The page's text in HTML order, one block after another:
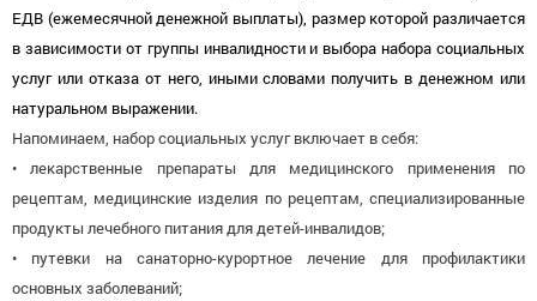
ЕДВ (ежемесячной денежной выплаты), размер которой различается
в зависимости от группы инвалидности и выбора набора социальных
услуг или отказа от него, иными словами получить в денежном или
натуральном выражении.
Напоминаем, набор социальных услуг включает в себя:
• лекарственные препараты для медицинского применения по
рецептам, медицинские изделия по рецептам, специализированные
продукты лечебного питания для детей-инвалидов;
• путевки на санаторно-курортное лечение для профилактики
основных заболеваний;